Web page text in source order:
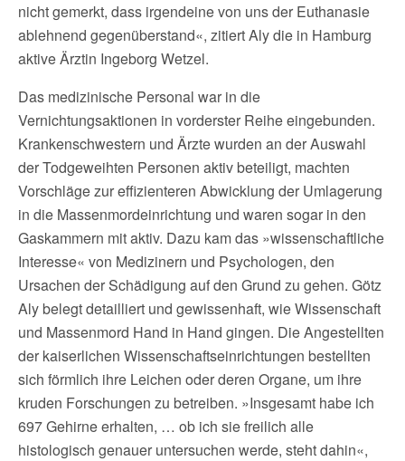
nicht gemerkt, dass irgendeine von uns der Euthanasie
ablehnend gegenüberstand«, zitiert Aly die in Hamburg
aktive Ärztin Ingeborg Wetzel.
Das medizinische Personal war in die
Vernichtungsaktionen in vorderster Reihe eingebunden.
Krankenschwestern und Ärzte wurden an der Auswahl
der Todgeweihten Personen aktiv beteiligt, machten
Vorschläge zur effizienteren Abwicklung der Umlagerung
in die Massenmordeinrichtung und waren sogar in den
Gaskammern mit aktiv. Dazu kam das »wissenschaftliche
Interesse« von Medizinern und Psychologen, den
Ursachen der Schädigung auf den Grund zu gehen. Götz
Aly belegt detailliert und gewissenhaft, wie Wissenschaft
und Massenmord Hand in Hand gingen. Die Angestellten
der kaiserlichen Wissenschaftseinrichtungen bestellten
sich förmlich ihre Leichen oder deren Organe, um ihre
kruden Forschungen zu betreiben. »Insgesamt habe ich
697 Gehirne erhalten, … ob ich sie freilich alle
histologisch genauer untersuchen werde, steht dahin«,